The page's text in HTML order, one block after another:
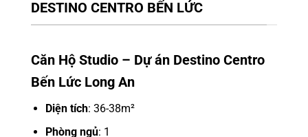
DESTINO CENTRO BẾN LỨC
Căn Hộ Studio – Dự án Destino Centro
Bến Lức Long An
Diện tích: 36-38m²
Phòng ngủ: 1